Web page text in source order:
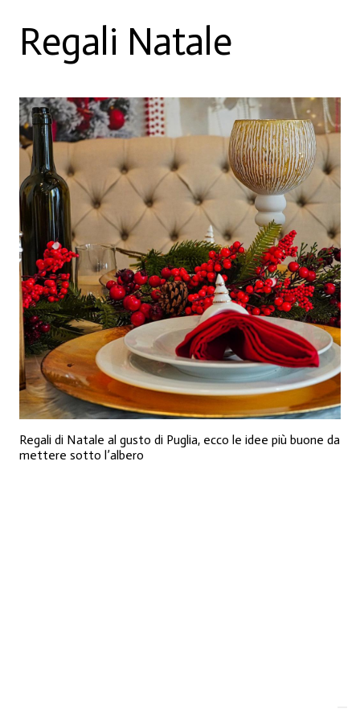
Regali Natale
Regali di Natale al gusto di Puglia, ecco le idee più buone da
mettere sotto l’albero